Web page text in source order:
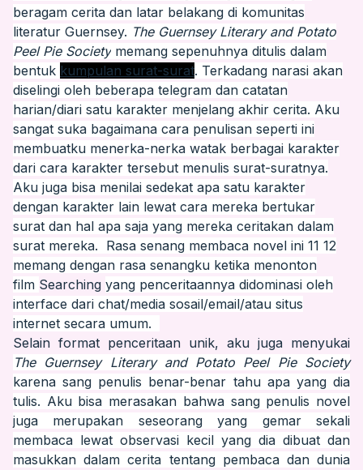
beragam cerita dan latar belakang di komunitas
literatur Guernsey. The Guernsey Literary and Potato
Peel Pie Society memang sepenuhnya ditulis dalam
bentuk kumpulan surat-surat. Terkadang narasi akan
diselingi oleh beberapa telegram dan catatan
harian/diari satu karakter menjelang akhir cerita. Aku
sangat suka bagaimana cara penulisan seperti ini
membuatku menerka-nerka watak berbagai karakter
dari cara karakter tersebut menulis surat-suratnya.
Aku juga bisa menilai sedekat apa satu karakter
dengan karakter lain lewat cara mereka bertukar
surat dan hal apa saja yang mereka ceritakan dalam
surat mereka. Rasa senang membaca novel ini 11 12
memang dengan rasa senangku ketika menonton
film Searching yang penceritaannya didominasi oleh
interface dari chat/media sosail/email/atau situs
internet secara umum.
Selain format penceritaan unik, aku juga menyukai
The Guernsey Literary and Potato Peel Pie Society
karena sang penulis benar-benar tahu apa yang dia
tulis. Aku bisa merasakan bahwa sang penulis novel
juga merupakan seseorang yang gemar sekali
membaca lewat observasi kecil yang dia dibuat dan
masukkan dalam cerita tentang pembaca dan dunia